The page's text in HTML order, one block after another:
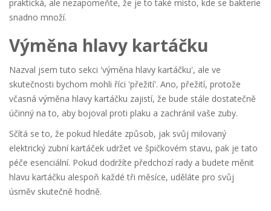
praktická, ale nezapomeňte, že je to také místo, kde se bakterie
snadno množí.
Výměna hlavy kartáčku
Nazval jsem tuto sekci 'výměna hlavy kartáčku', ale ve
skutečnosti bychom mohli říci 'přežití'. Ano, přežití, protože
včasná výměna hlavy kartáčku zajistí, že bude stále dostatečně
účinný na to, aby bojoval proti plaku a zachránil vaše zuby.
Sčítá se to, že pokud hledáte způsob, jak svůj milovaný
elektrický zubní kartáček udržet ve špičkovém stavu, pak je tato
péče esenciální. Pokud dodržíte předchozí rady a budete měnit
hlavu kartáčku alespoň každé tři měsíce, uděláte pro svůj
úsměv skutečně hodně.